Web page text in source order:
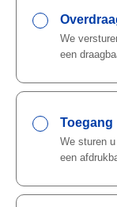
We
een
Toegang
We sturen
een